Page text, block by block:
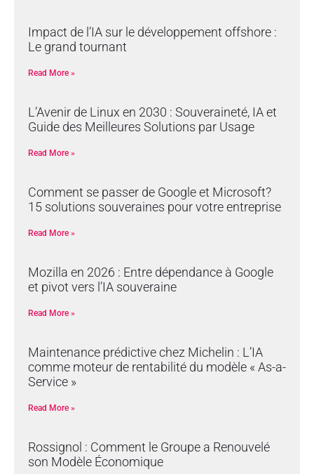
Impact de l’IA sur le développement offshore :
Le grand tournant
Read More »
L’Avenir de Linux en 2030 : Souveraineté, IA et
Guide des Meilleures Solutions par Usage
Read More »
Comment se passer de Google et Microsoft?
15 solutions souveraines pour votre entreprise
Read More »
Mozilla en 2026 : Entre dépendance à Google
et pivot vers l’IA souveraine
Read More »
Maintenance prédictive chez Michelin : L’IA
comme moteur de rentabilité du modèle « As-a-
Service »
Read More »
Rossignol : Comment le Groupe a Renouvelé
son Modèle Économique